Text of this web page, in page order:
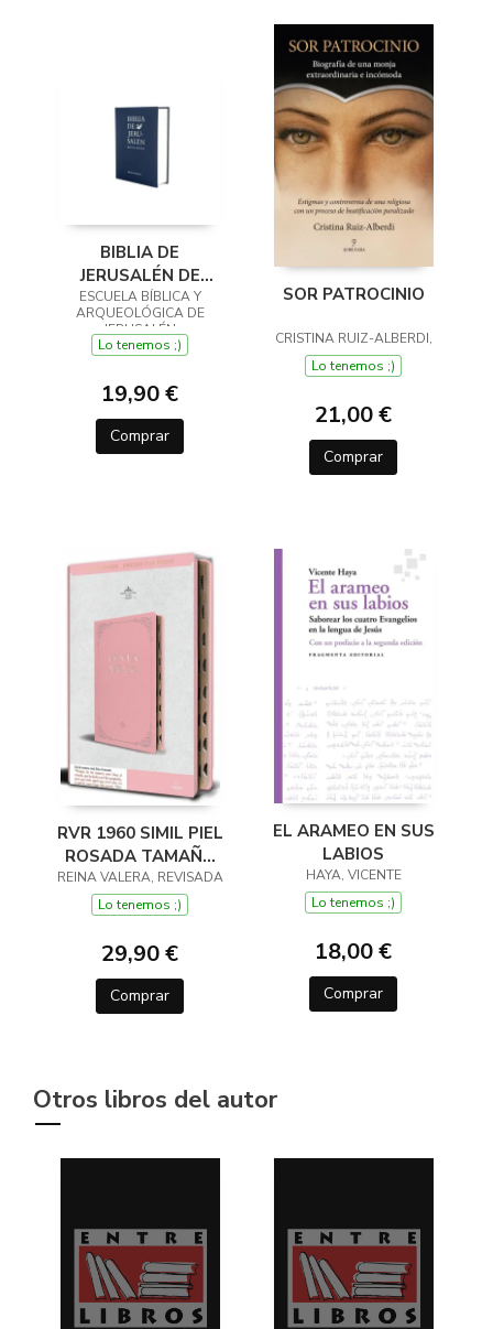
BIBLIA DE
JERUSALÉN DE
BOLSILLO 5ª
EDICIÓN - MODELO 1
ESCUELA BÍBLICA Y
ARQUEOLÓGICA DE
JERUSALÉN
Lo tenemos ;)
19,90 €
Comprar
SOR PATROCINIO
CRISTINA RUIZ-ALBERDI,
Lo tenemos ;)
21,00 €
Comprar
RVR 1960 SIMIL PIEL
ROSADA TAMAÑO
MANUAL NOMBRES
DE DIOS
REINA VALERA, REVISADA
Lo tenemos ;)
29,90 €
Comprar
EL ARAMEO EN SUS
LABIOS
HAYA, VICENTE
Lo tenemos ;)
18,00 €
Comprar
Otros libros del autor